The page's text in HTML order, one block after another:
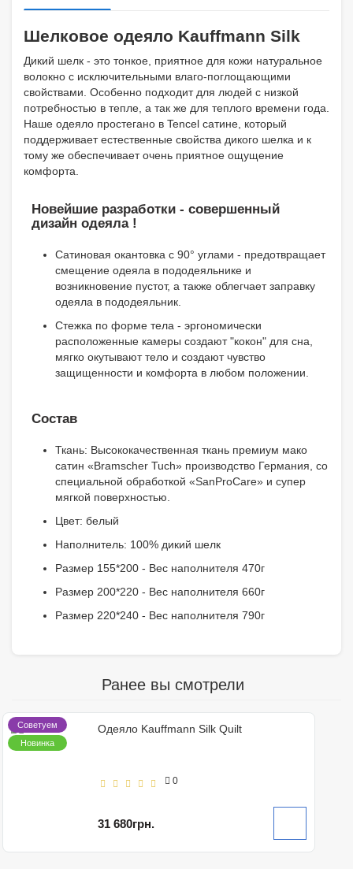
Шелковое одеяло Kauffmann Silk
Дикий шелк - это тонкое, приятное для кожи натуральное
волокно с исключительными влаго-поглощающими
свойствами. Особенно подходит для людей с низкой
потребностью в тепле, а так же для теплого времени года.
Наше одеяло простегано в Tencel сатине, который
поддерживает естественные свойства дикого шелка и к
тому же обеспечивает очень приятное ощущение
комфорта.
Новейшие разработки - совершенный
дизайн одеяла !
Сатиновая окантовка с 90° углами - предотвращает
смещение одеяла в пододеяльнике и
возникновение пустот, а также облегчает заправку
одеяла в пододеяльник.
Стежка по форме тела - эргономически
расположенные камеры создают "кокон" для сна,
мягко окутывают тело и создают чувство
защищенности и комфорта в любом положении.
Состав
Ткань: Высококачественная ткань премиум мако
сатин «Bramscher Tuch» производство Германия, со
специальной обработкой «SanProCare» и супер
мягкой поверхностью.
Цвет: белый
Наполнитель: 100% дикий шелк
Размер 155*200 - Вес наполнителя 470г
Размер 200*220 - Вес наполнителя 660г
Размер 220*240 - Вес наполнителя 790г
Ранее вы смотрели
Советуем
Новинка
Одеяло Kauffmann Silk Quilt
0
31 680грн.